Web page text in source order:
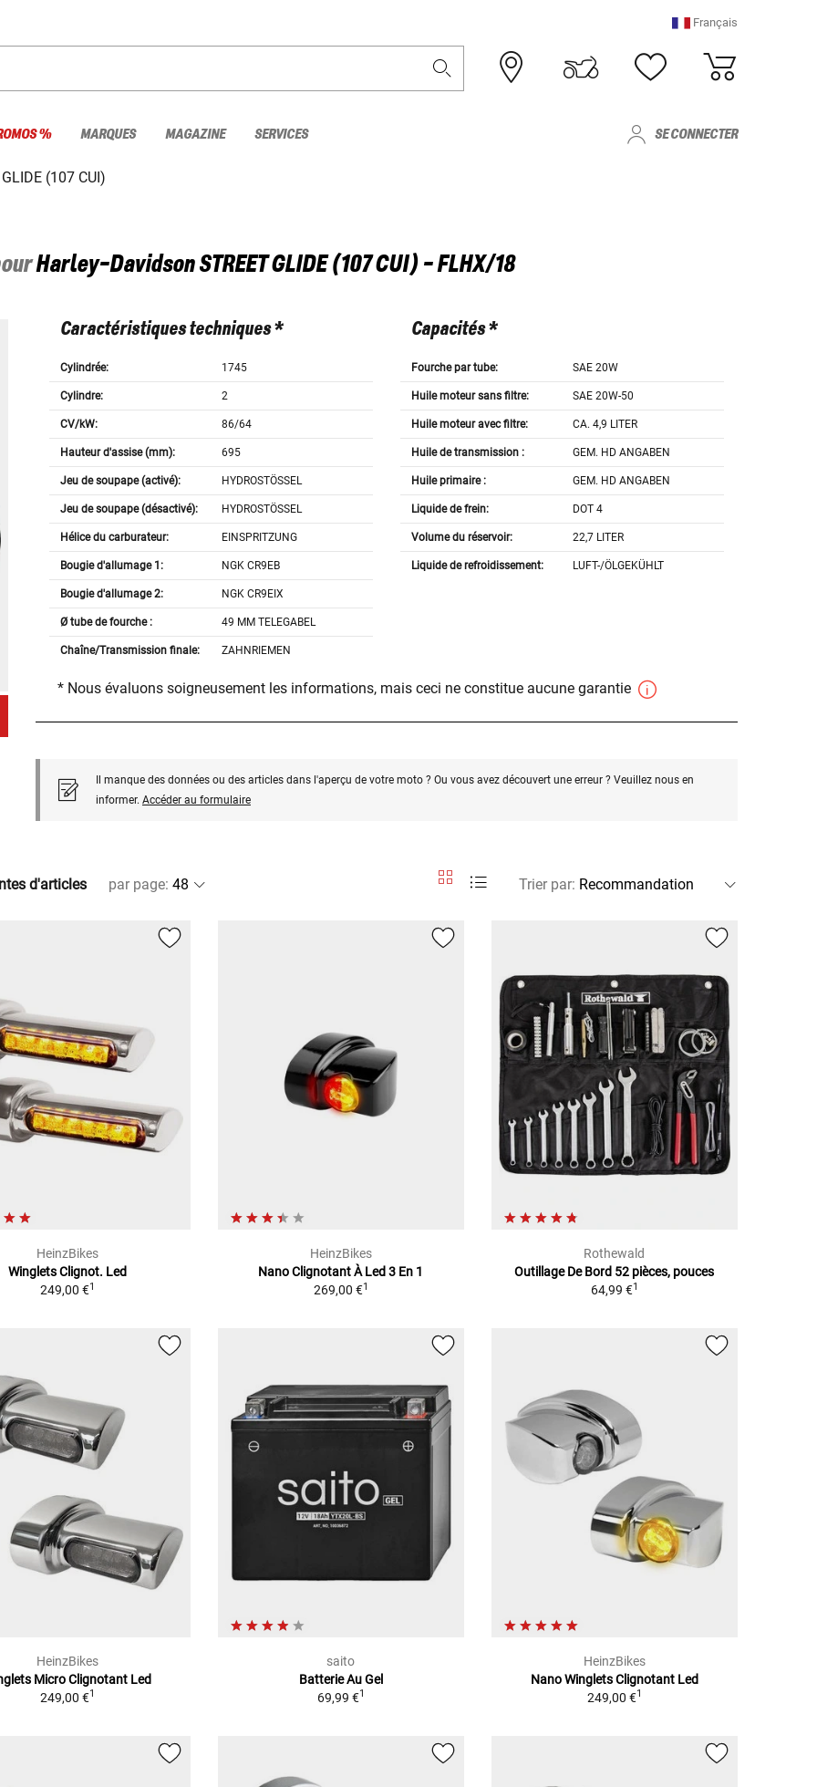
Français
% MARQUES MAGAZINE SERVICES SE CONNECTER
(107 CUI)
Harley-DavidsonSTREET GLIDE (107 CUI) - FLHX/18
Caractéristiques techniques *
Cylindrée: 1745
Cylindre: 2
CV/kW: 86/64
Hauteur d'assise (mm): 695
Jeu de soupape (activé): HYDROSTÖSSEL
Jeu de soupape (désactivé): HYDROSTÖSSEL
Hélice du carburateur: EINSPRITZUNG
Bougie d'allumage 1: NGK CR9EB
Bougie d'allumage 2: NGK CR9EIX
Ø tube de fourche : 49 MM TELEGABEL
Chaîne/Transmission finale: ZAHNRIEMEN
Capacités *
Fourche par tube: SAE 20W
Huile moteur sans filtre: SAE 20W-50
Huile moteur avec filtre: CA. 4,9 LITER
Huile de transmission : GEM. HD ANGABEN
Huile primaire : GEM. HD ANGABEN
Liquide de frein: DOT 4
Volume du réservoir: 22,7 LITER
Liquide de refroidissement: LUFT-/ÖLGEKÜHLT
* Nous évaluons soigneusement les informations, mais ceci ne constitue aucune garantie
Il manque des données ou des articles dans l'aperçu de votre moto ? Ou vous avez découvert une erreur ? Veuillez nous en
informer. Accéder au formulaire
d'articles par page: Trier par:
HeinzBikes
Winglets Clignot. Led
249,00 €1
HeinzBikes
Nano Clignotant À Led 3 En 1
269,00 €1
Rothewald
Outillage De Bord 52 pièces, pouces
64,99 €1
HeinzBikes
Micro Clignotant Led
249,00 €1
saito
Batterie Au Gel
69,99 €1
HeinzBikes
Nano Winglets Clignotant Led
249,00 €1